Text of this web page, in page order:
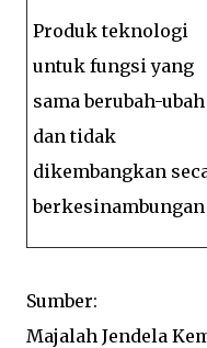
Produk teknologi
untuk fungsi yang
sama berubah-ubah
dan tidak
dikembangkan
berkesinambungan
Sumber:
Majalah Jendela